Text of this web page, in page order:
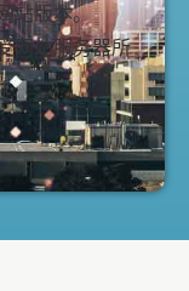
站版本。
网站服务器所